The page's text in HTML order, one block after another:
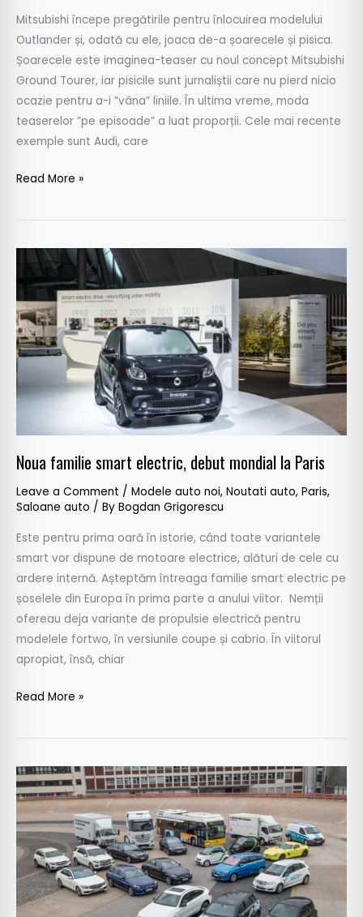
Mitsubishi începe pregătirile pentru înlocuirea modelului
Outlander și, odată cu ele, joaca de-a șoarecele și pisica.
Șoarecele este imaginea-teaser cu noul concept Mitsubishi
Ground Tourer, iar pisicile sunt jurnaliștii care nu pierd nicio
ocazie pentru a-i ”vâna” liniile. În ultima vreme, moda
teaserelor ”pe episoade” a luat proporții. Cele mai recente
exemple sunt Audi, care
Read More »
Noua familie smart electric, debut mondial la Paris
Leave a Comment / Modele auto noi, Noutati auto, Paris,
Saloane auto / By Bogdan Grigorescu
Este pentru prima oară în istorie, când toate variantele
smart vor dispune de motoare electrice, alături de cele cu
ardere internă. Așteptăm întreaga familie smart electric pe
șoselele din Europa în prima parte a anului viitor. Nemții
ofereau deja variante de propulsie electrică pentru
modelele fortwo, în versiunile coupe și cabrio. În viitorul
apropiat, însă, chiar
Noua
familie
smart
electric,
debut
mondial
la
Paris
Read More »
Mercedes
pregătește
o
electrificare
de
proporții!